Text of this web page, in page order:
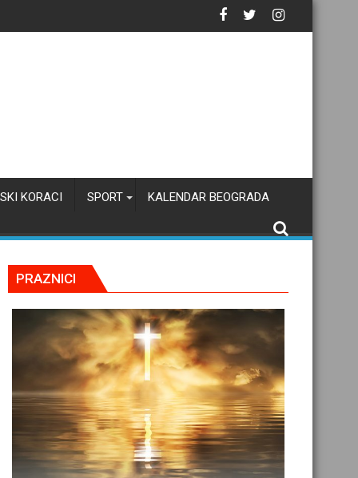
inteligenciju
KORACI SPORT KALENDAR BEOGRADA
PRAZNICI